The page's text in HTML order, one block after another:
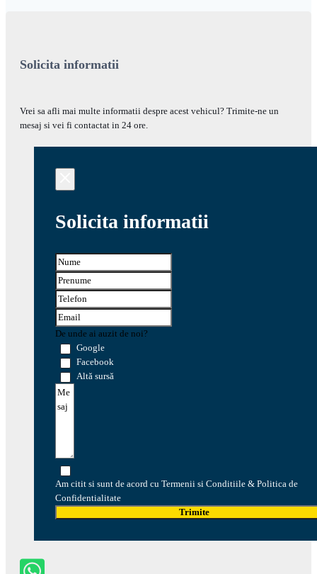
Solicita informatii
Vrei sa afli mai multe informatii despre acest vehicul? Trimite-ne un
mesaj si vei fi contactat in 24 ore.
Solicita informatii
De unde ai auzit de noi?
Google
Facebook
Altă sursă
Am citit si sunt de acord cu Termenii si Conditiile & Politica de
Confidentialitate
Trimite